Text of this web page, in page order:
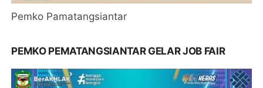
Pemko Pamatangsiantar
PEMKO PEMATANGSIANTAR GELAR JOB FAIR